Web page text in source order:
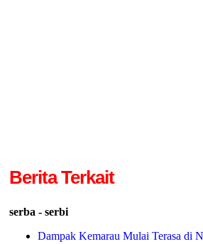
Berita Terkait
serba - serbi
Dampak Kemarau Mulai Terasa di